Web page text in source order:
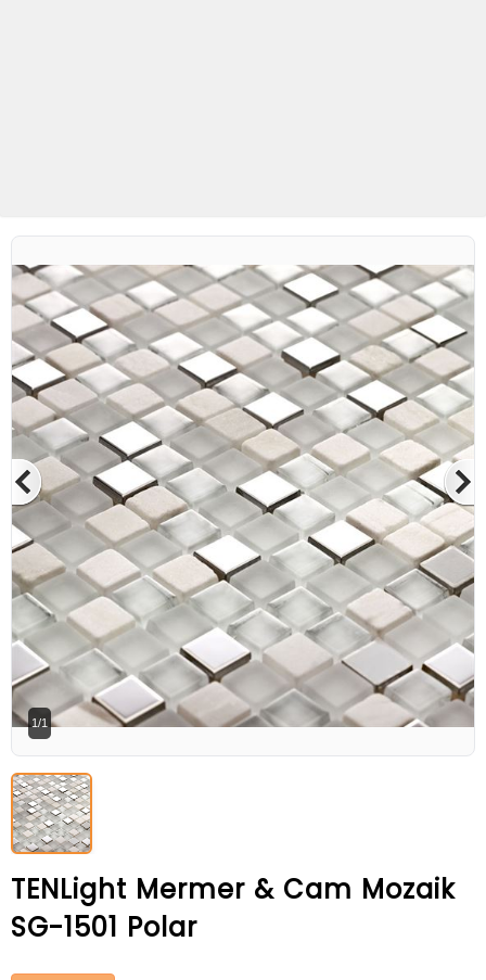
1/1
TENLight Mermer & Cam Mozaik
SG-1501 Polar
Betaş Cam Mozaik
Betaş Cam Mozik olarak tam zamanlı
meslektaşlar arıyoruz. Özgeçmişlerinizi
gönderdikten sonra tarafımıza bilgi
vermeniz faydalı olacaktır.
Özgeçmişlerinizi yandaki formdan
bizlere ulaştırabilirsiniz. Bizi tercih
ettiğiniz için teşekkür ederiz.